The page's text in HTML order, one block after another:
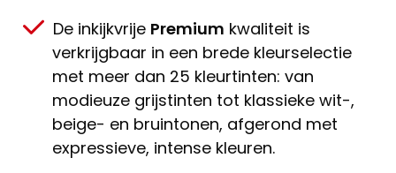
De inkijkvrije Premium kwaliteit is
verkrijgbaar in een brede kleurselectie
met meer dan 25 kleurtinten: van
modieuze grijstinten tot klassieke wit-,
beige- en bruintonen, afgerond met
expressieve, intense kleuren.